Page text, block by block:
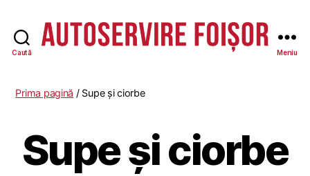
Caută Meniu
Prima pagină / Supe și ciorbe
Supe și ciorbe